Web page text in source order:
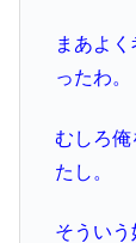
まあよ
ったわ。
むしろ俺
たし。
そういう